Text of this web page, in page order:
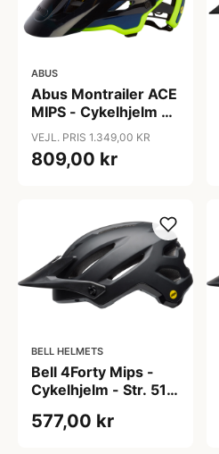
ABUS
Abus Montrailer ACE
MIPS - Cykelhjelm -
Blå - Str. M
VEJL. PRIS 1.349,00 KR
809,00 kr
BELL HELMETS
Bell 4Forty Mips -
Cykelhjelm - Str. 51-
Sort
577,00 kr